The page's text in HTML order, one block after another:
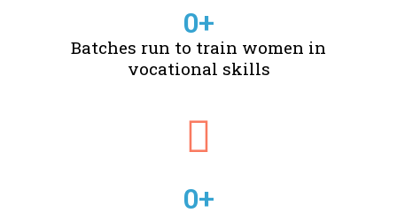
Batches run to train women in
vocational skills
0+
0+